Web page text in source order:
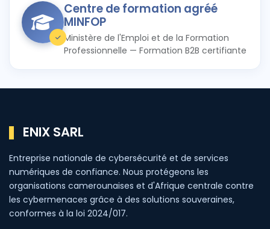
Centre de formation agréé
MINFOP
Ministère de l'Emploi et de la Formation
Professionnelle — Formation B2B certifiante
ENIX SARL
Entreprise nationale de cybersécurité et de services
numériques de confiance. Nous protégeons les
organisations camerounaises et d'Afrique centrale contre
les cybermenaces grâce à des solutions souveraines,
conformes à la loi 2024/017.